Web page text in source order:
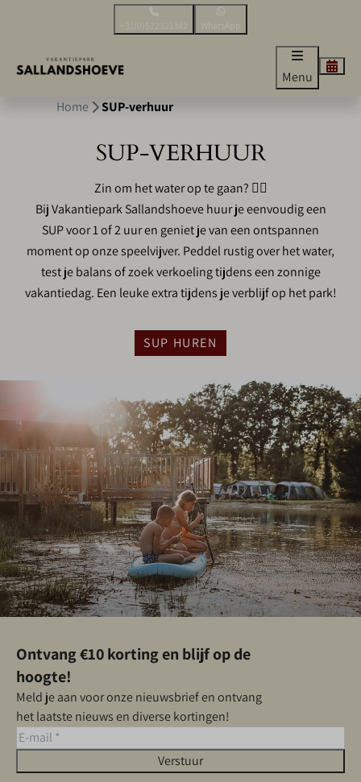
+31(0)572321342 WhatsApp
Menu
Home
SUP-verhuur
SUP-VERHUUR
Zin om het water op te gaan? 🏄‍♂️
Bij Vakantiepark Sallandshoeve huur je eenvoudig een
SUP voor 1 of 2 uur en geniet je van een ontspannen
moment op onze speelvijver. Peddel rustig over het water,
test je balans of zoek verkoeling tijdens een zonnige
vakantiedag. Een leuke extra tijdens je verblijf op het park!
SUP HUREN
Ontvang €10 korting en blijf op de
hoogte!
Meld je aan voor onze nieuwsbrief en ontvang
het laatste nieuws en diverse kortingen!
Verstuur